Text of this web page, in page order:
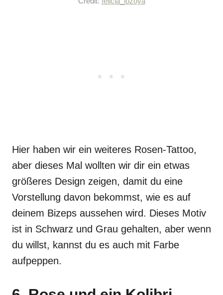
Hier haben wir ein weiteres Rosen-Tattoo,
aber dieses Mal wollten wir dir ein etwas
größeres Design zeigen, damit du eine
Vorstellung davon bekommst, wie es auf
deinem Bizeps aussehen wird. Dieses Motiv
ist in Schwarz und Grau gehalten, aber wenn
du willst, kannst du es auch mit Farbe
aufpeppen.